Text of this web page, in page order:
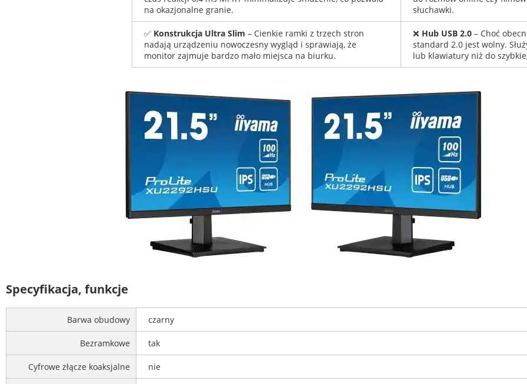
na okazjonalne granie.
słuchawki.
✅ Konstrukcja Ultra Slim – Cienkie ramki z trzech stron
nadają urządzeniu nowoczesny wygląd i sprawiają, że
monitor zajmuje bardzo mało miejsca na biurku.
❌ Hub USB 2.0– Choć
standard 2.0 jest wolny.
lub klawiatury niż do
Specyfikacja, funkcje
Barwa obudowy czarny
Bezramkowe tak
Cyfrowe złącze koaksjalne nie